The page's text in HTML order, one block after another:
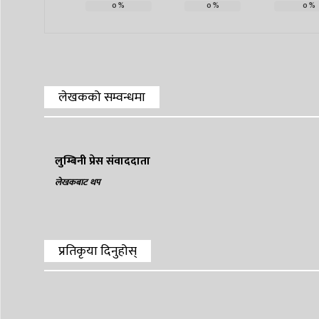
0% 0% 0%
लेखकको सम्वन्धमा
लुम्बिनी प्रेस संवाददाता
लेखकबाट थप
प्रतिकृया दिनुहोस्